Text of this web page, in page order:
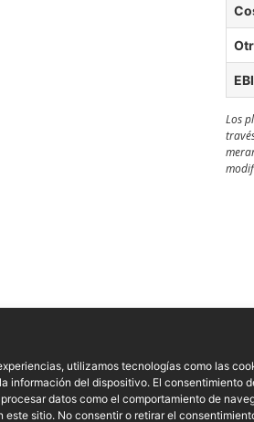
utilizamos tecnologías como las
información del dispositivo. El consentimiento
datos como el comportamiento de
sitio. No consentir o retirar el
Los